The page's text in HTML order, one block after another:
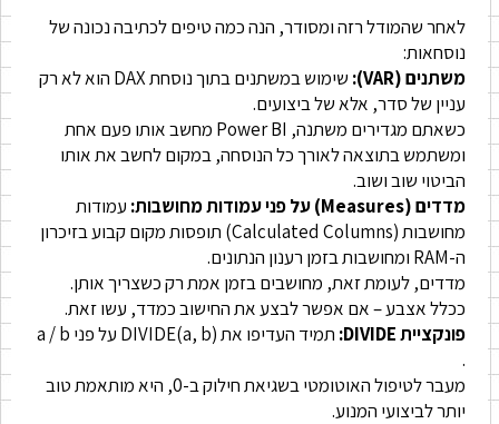
לאחר שהמודל רזה ומסודר, הנה כמה טיפים לכתיבה נכונה של
נוסחאות:
משתנים (VAR):
שימוש במשתנים בתוך נוסחת DAX הוא לא רק
עניין של סדר, אלא של ביצועים.
כשאתם מגדירים משתנה, Power BI מחשב אותו פעם אחת
ומשתמש בתוצאה לאורך כל הנוסחה, במקום לחשב את אותו
הביטוי שוב ושוב.
מדדים (Measures) על פני עמודות מחושבות:
עמודות
מחושבות (Calculated Columns) תופסות מקום קבוע בזיכרון
ה-RAM ומחושבות בזמן רענון הנתונים.
מדדים, לעומת זאת, מחושבים בזמן אמת רק כשצריך אותן.
ככלל אצבע – אם אפשר לבצע את החישוב כמדד, עשו זאת.
פונקציית DIVIDE:
תמיד העדיפו את DIVIDE(a, b) על פני a / b
.
מעבר לטיפול האוטומטי בשגיאת חילוק ב-0, היא מותאמת טוב
יותר לביצועי המנוע.